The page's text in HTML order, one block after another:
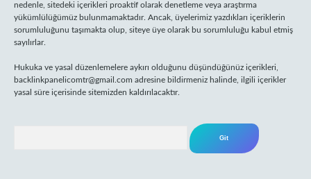
nedenle, sitedeki içerikleri proaktif olarak denetleme veya araştırma
yükümlülüğümüz bulunmamaktadır. Ancak, üyelerimiz yazdıkları içeriklerin
sorumluluğunu taşımakta olup, siteye üye olarak bu sorumluluğu kabul etmiş
sayılırlar.
Hukuka ve yasal düzenlemelere aykırı olduğunu düşündüğünüz içerikleri,
backlinkpanelicomtr@gmail.com adresine bildirmeniz halinde, ilgili içerikler
yasal süre içerisinde sitemizden kaldırılacaktır.